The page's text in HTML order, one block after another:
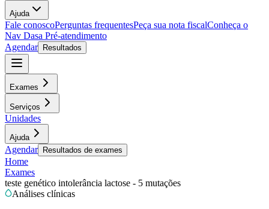
Ajuda
Fale conoscoPerguntas frequentesPeça sua nota fiscalConheça o
Nav Dasa Pré-atendimento
Agendar
Resultados
Exames
Serviços
Unidades
Ajuda
Agendar Resultados de exames
Home
Exames
teste genético intolerância lactose - 5 mutações
Análises clínicas